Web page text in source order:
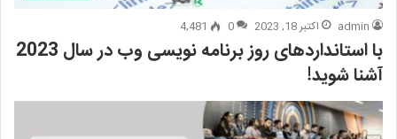
admin اکتبر 18, 2023 0
4,481
با استانداردهای روز برنامه نویسی وب در سال 2023
آشنا شوید!